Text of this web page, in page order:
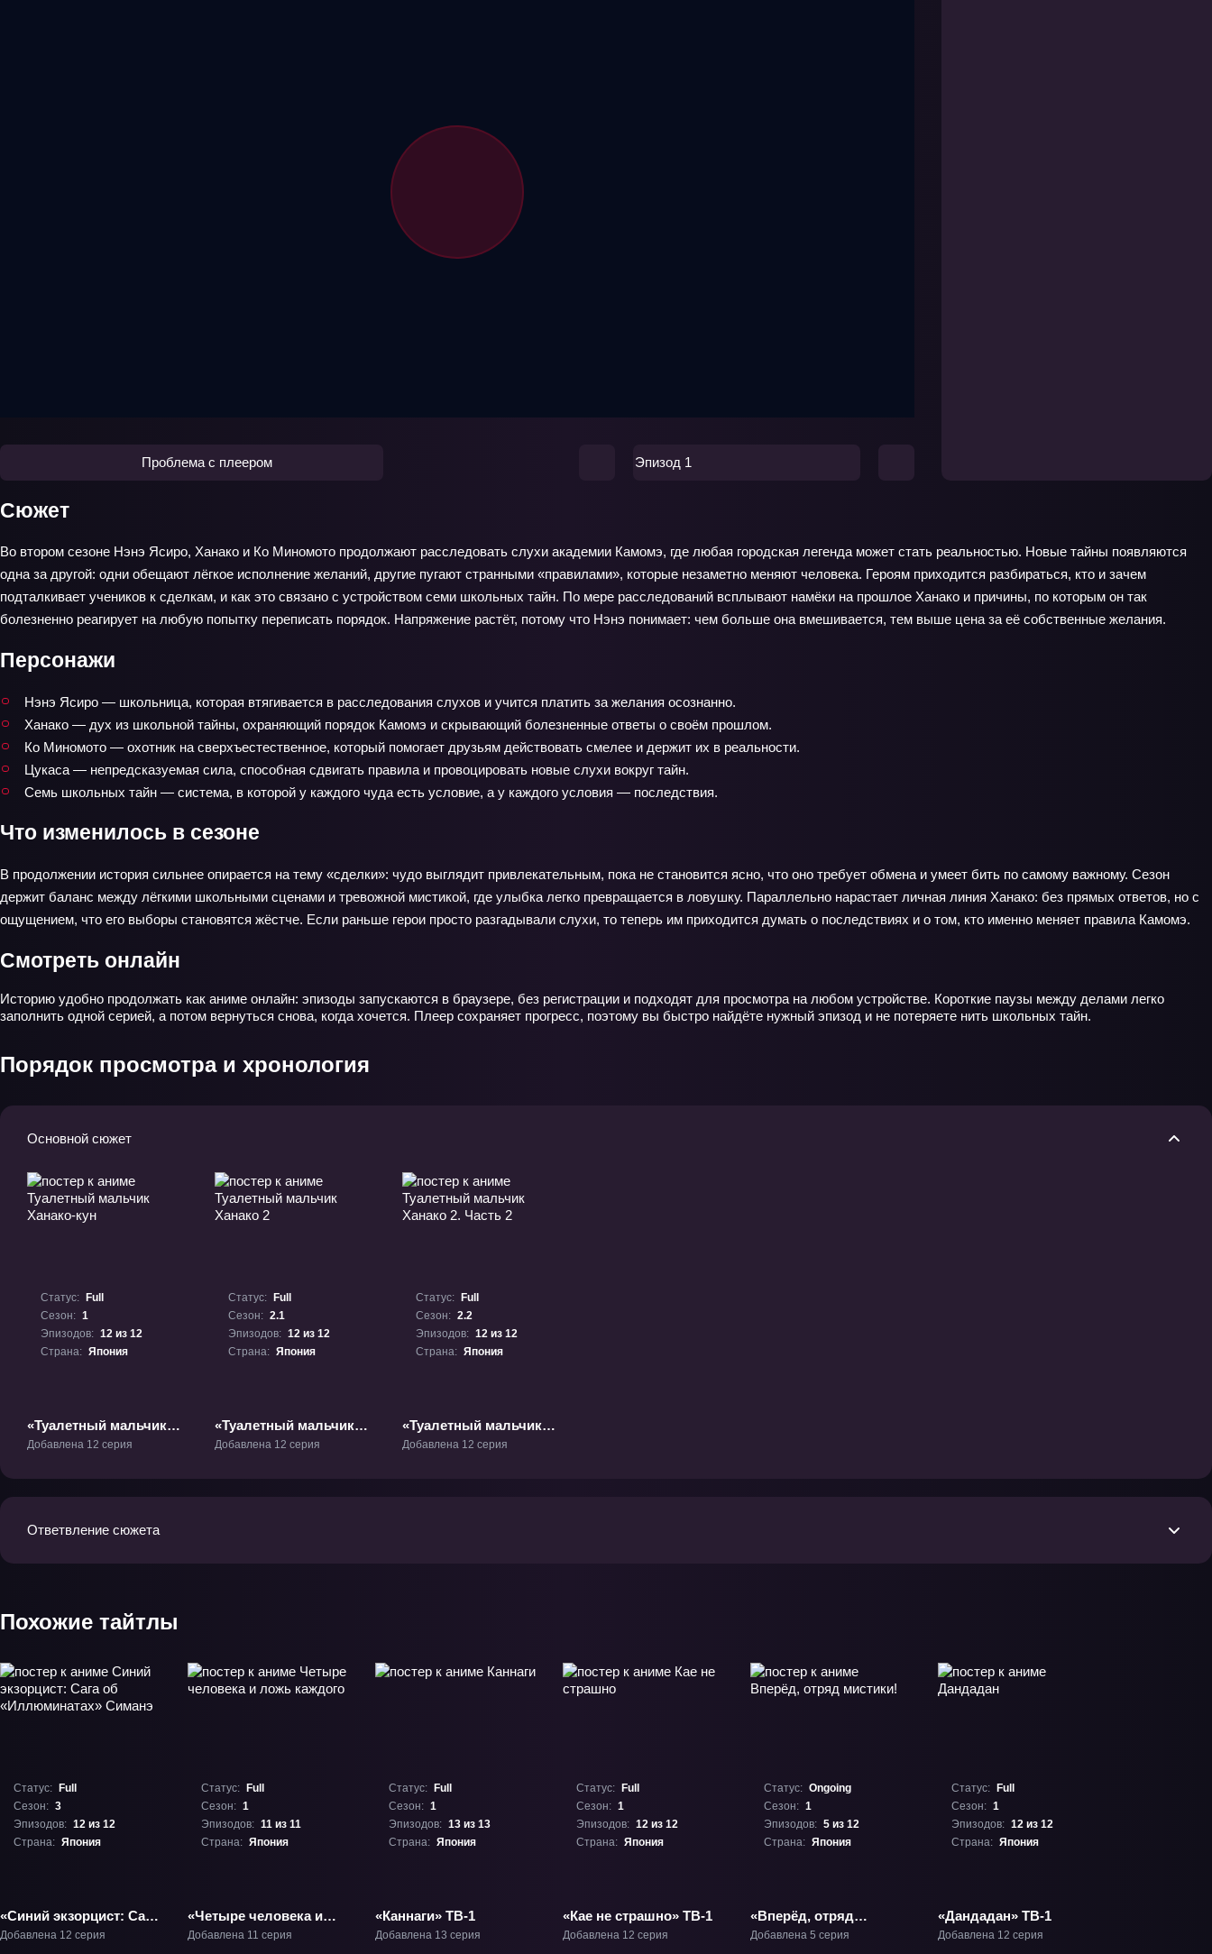
Проблема с плеером Эпизод 1
Сюжет
Во втором сезоне Нэнэ Ясиро, Ханако и Ко Миномото продолжают расследовать слухи академии Камомэ, где любая городская легенда может стать реальностью. Новые тайны появляются
одна за другой: одни обещают лёгкое исполнение желаний, другие пугают странными «правилами», которые незаметно меняют человека. Героям приходится разбираться, кто и зачем
подталкивает учеников к сделкам, и как это связано с устройством семи школьных тайн. По мере расследований всплывают намёки на прошлое Ханако и причины, по которым он так
болезненно реагирует на любую попытку переписать порядок. Напряжение растёт, потому что Нэнэ понимает: чем больше она вмешивается, тем выше цена за её собственные желания.
Персонажи
Нэнэ Ясиро — школьница, которая втягивается в расследования слухов и учится платить за желания осознанно.
Ханако — дух из школьной тайны, охраняющий порядок Камомэ и скрывающий болезненные ответы о своём прошлом.
Ко Миномото — охотник на сверхъестественное, который помогает друзьям действовать смелее и держит их в реальности.
Цукаса — непредсказуемая сила, способная сдвигать правила и провоцировать новые слухи вокруг тайн.
Семь школьных тайн — система, в которой у каждого чуда есть условие, а у каждого условия — последствия.
Что изменилось в сезоне
В продолжении история сильнее опирается на тему «сделки»: чудо выглядит привлекательным, пока не становится ясно, что оно требует обмена и умеет бить по самому важному. Сезон
держит баланс между лёгкими школьными сценами и тревожной мистикой, где улыбка легко превращается в ловушку. Параллельно нарастает личная линия Ханако: без прямых ответов, но с
ощущением, что его выборы становятся жёстче. Если раньше герои просто разгадывали слухи, то теперь им приходится думать о последствиях и о том, кто именно меняет правила Камомэ.
Смотреть онлайн
Историю удобно продолжать как аниме онлайн: эпизоды запускаются в браузере, без регистрации и подходят для просмотра на любом устройстве. Короткие паузы между делами легко
заполнить одной серией, а потом вернуться снова, когда хочется. Плеер сохраняет прогресс, поэтому вы быстро найдёте нужный эпизод и не потеряете нить школьных тайн.
Порядок просмотра и хронология
Основной сюжет
Статус:
Full
Сезон: 1
Эпизодов: 12 из 12
Страна: Япония
«Туалетный мальчик
Ханако-кун» ТВ-1
Добавлена 12 серия
Статус:
Full
Сезон: 2.1
Эпизодов: 12 из 12
Страна: Япония
«Туалетный мальчик
Ханако 2» ТВ-2.1
Добавлена 12 серия
Статус:
Full
Сезон: 2.2
Эпизодов: 12 из 12
Страна: Япония
«Туалетный мальчик
Ханако 2. Часть 2»
Добавлена 12 серия
Ответвление сюжета
Похожие тайтлы
Статус:
Full
Сезон: 3
Эпизодов: 12 из 12
Страна: Япония
«Синий экзорцист: Сага
об «Иллюминатах»
Добавлена 12 серия
Статус:
Full
Сезон: 1
Эпизодов: 11 из 11
Страна: Япония
«Четыре человека и
ложь каждого» ТВ-1
Добавлена 11 серия
Статус:
Full
Сезон: 1
Эпизодов: 13 из 13
Страна: Япония
«Каннаги» ТВ-1
Добавлена 13 серия
Статус:
Full
Сезон: 1
Эпизодов: 12 из 12
Страна: Япония
«Кае не страшно» ТВ-1
Добавлена 12 серия
Статус: Ongoing
Сезон: 1
Эпизодов: 5 из 12
Страна: Япония
«Вперёд, отряд
мистики!» ТВ-1
Добавлена 5 серия
Статус:
Full
Сезон: 1
Эпизодов: 12 из 12
Страна: Япония
«Дандадан» ТВ-1
Добавлена 12 серия